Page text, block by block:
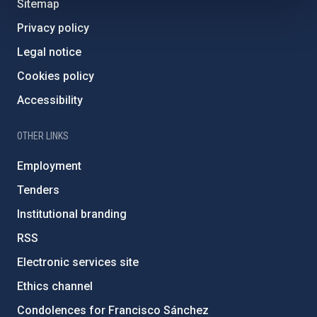
Sitemap
Privacy policy
Legal notice
Cookies policy
Accessibility
OTHER LINKS
Employment
Tenders
Institutional branding
RSS
Electronic services site
Ethics channel
Condolences for Francisco Sánchez